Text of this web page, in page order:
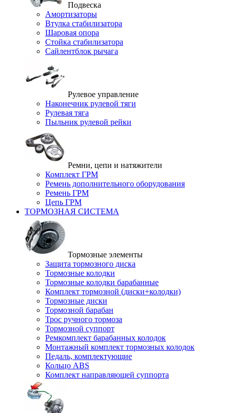
Подвеска
Амортизаторы
Втулка стабилизатора
Шаровая опора
Стойка стабилизатора
Сайлентблок рычага
Рулевое управление
Наконечник рулевой тяги
Рулевая тяга
Пыльник рулевой рейки
Ремни, цепи и натяжители
Комплект ГРМ
Ремень дополнительного оборудования
Ремень ГРМ
Цепь ГРМ
ТОРМОЗНАЯ СИСТЕМА
Тормозные элементы
Защита тормозного диска
Тормозные колодки
Тормозные колодки барабанные
Комплект тормозной (диски+колодки)
Тормозные диски
Тормозной барабан
Трос ручного тормоза
Тормозной суппорт
Ремкомплект барабанных колодок
Монтажный комплект тормозных колодок
Педаль, комплектующие
Кольцо ABS
Комплект направляющей суппорта